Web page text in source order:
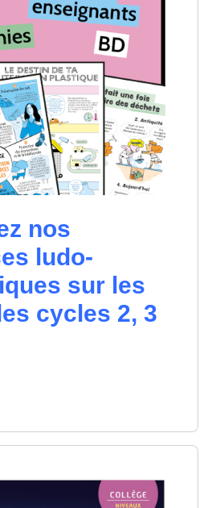
nos
ludo-
sur les
cycles 2, 3